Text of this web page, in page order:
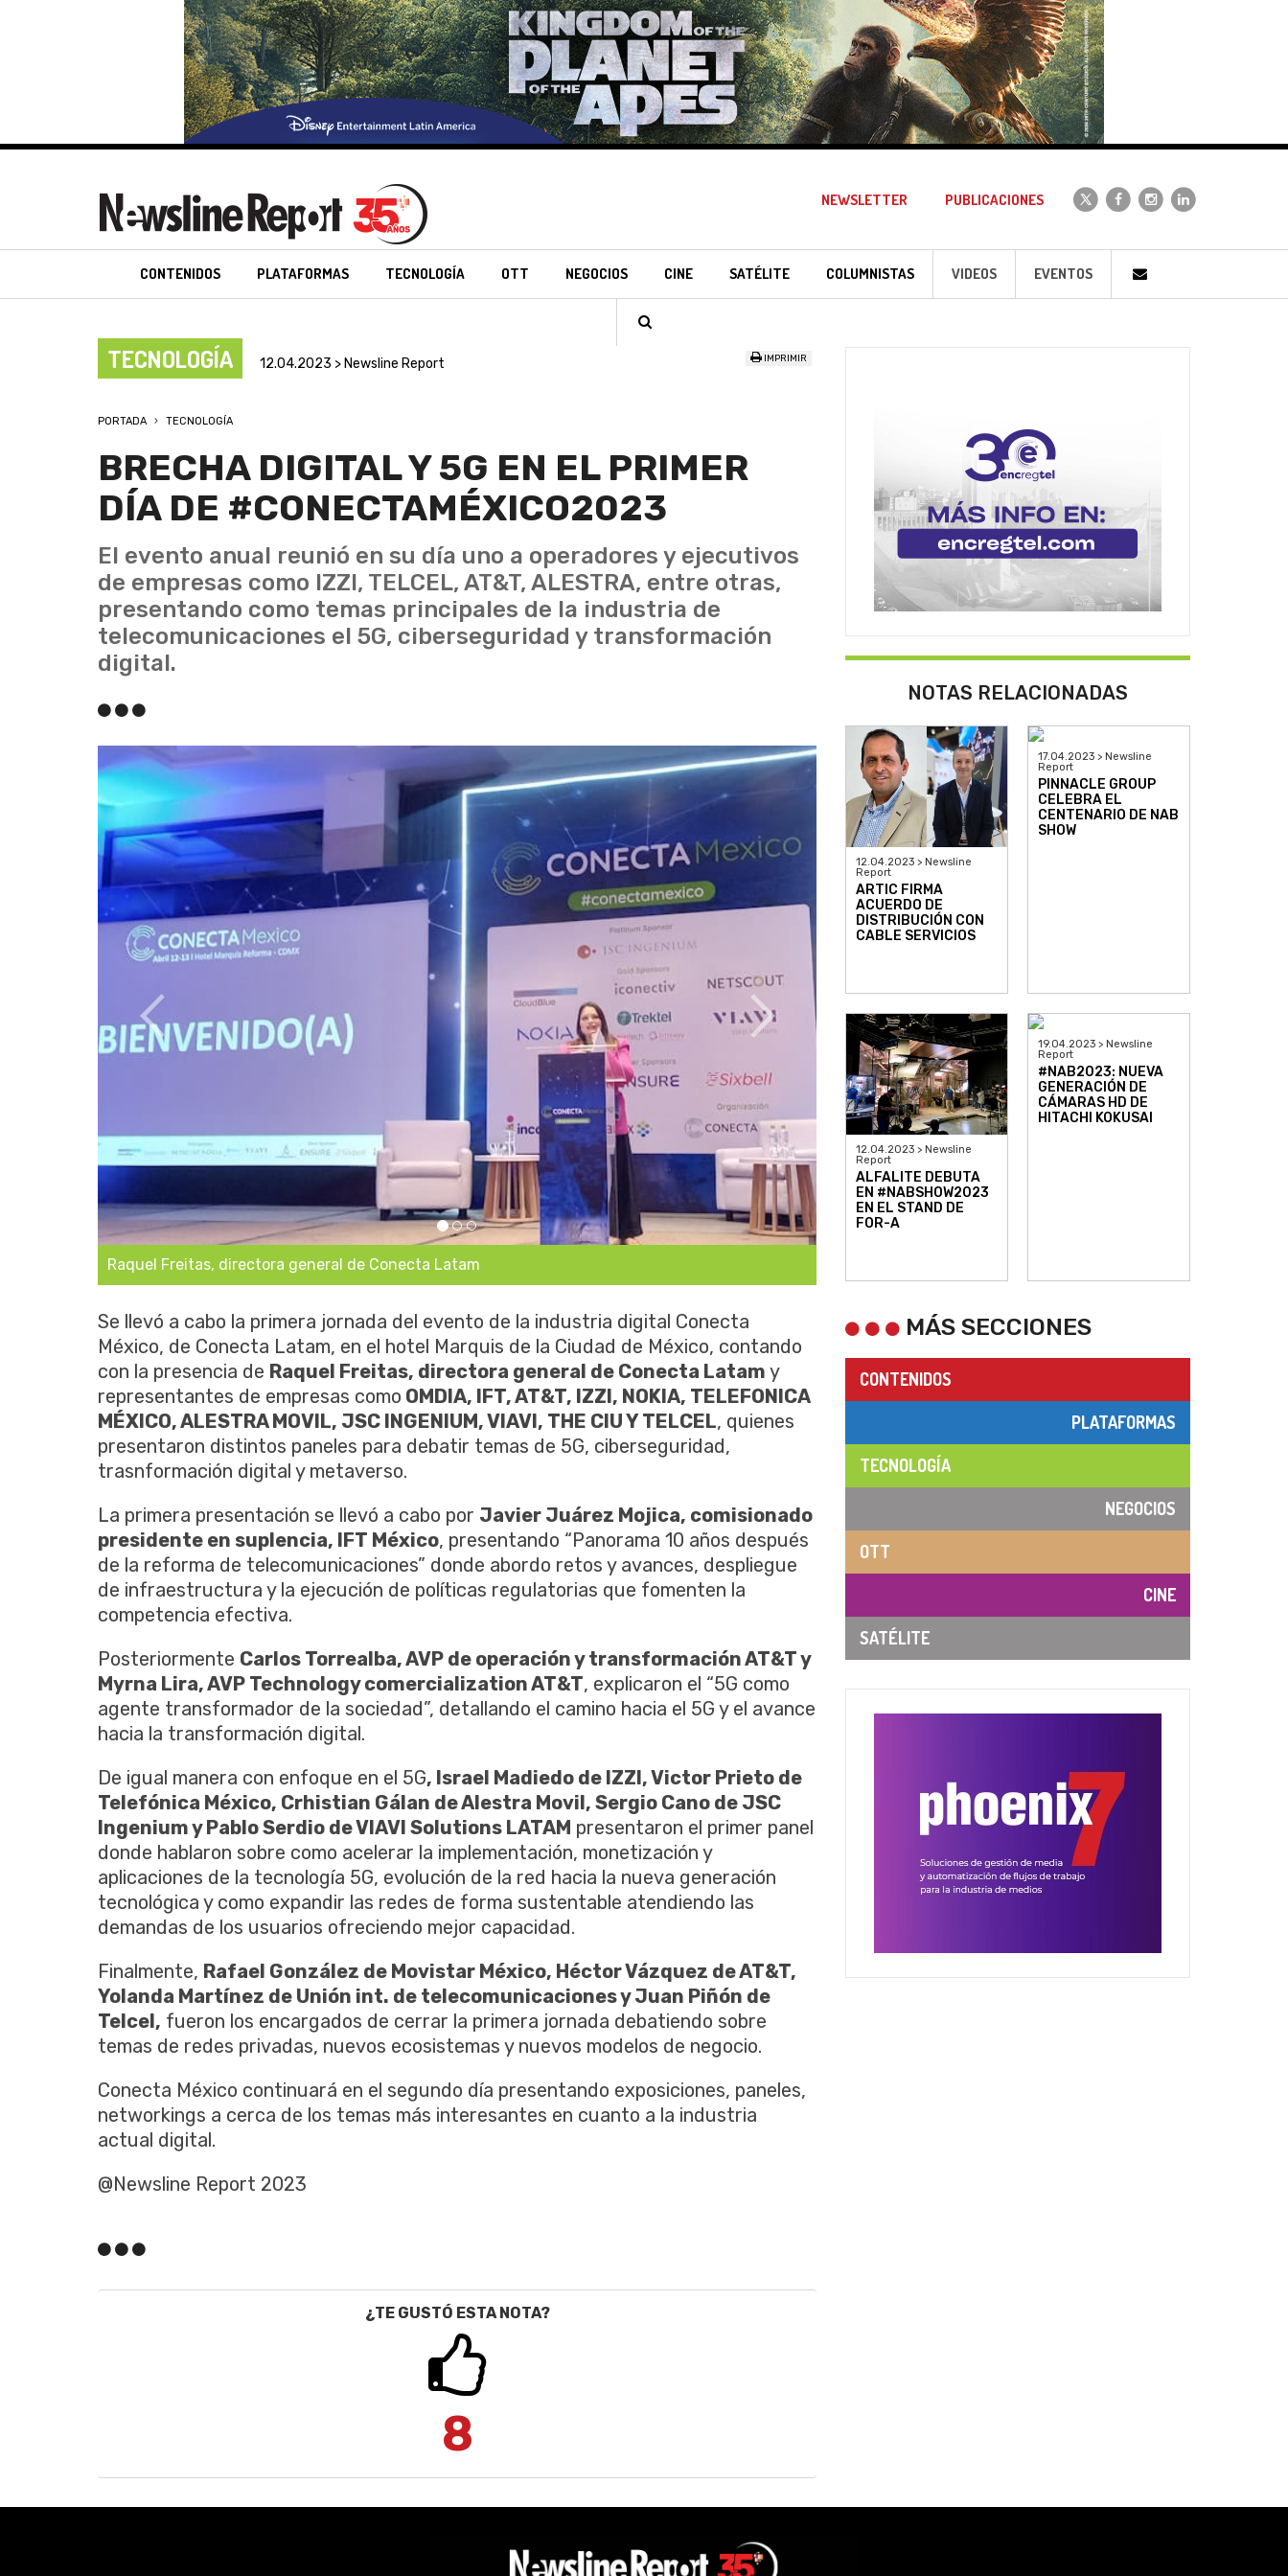
NEWSLETTER PUBLICACIONES
CONTENIDOS PLATAFORMAS TECNOLOGÍA OTT NEGOCIOS CINE SATÉLITE COLUMNISTAS VIDEOS EVENTOS
TECNOLOGÍA 12.04.2023 > Newsline Report IMPRIMIR
PORTADA TECNOLOGÍA
BRECHA DIGITAL Y 5G EN EL PRIMER
DÍA DE #CONECTAMÉXICO2023
El evento anual reunió en su día uno a operadores y ejecutivos
de empresas como IZZI, TELCEL, AT&T, ALESTRA, entre otras,
presentando como temas principales de la industria de
telecomunicaciones el 5G, ciberseguridad y transformación
digital.
Freitas, directora general de Conecta Latam
Se llevó a cabo la primera jornada del evento de la industria digital Conecta
México, de Conecta Latam, en el hotel Marquis de la Ciudad de México, contando
con la presencia de Raquel Freitas, directora general de Conecta Latam y
representantes de empresas como OMDIA, IFT, AT&T, IZZI, NOKIA, TELEFONICA
MÉXICO, ALESTRA MOVIL, JSC INGENIUM, VIAVI, THE CIU Y TELCEL, quienes
presentaron distintos paneles para debatir temas de 5G, ciberseguridad,
trasnformación digital y metaverso.
La primera presentación se llevó a cabo por Javier Juárez Mojica, comisionado
presidente en suplencia, IFT México, presentando “Panorama 10 años después
de la reforma de telecomunicaciones” donde abordo retos y avances, despliegue
de infraestructura y la ejecución de políticas regulatorias que fomenten la
competencia efectiva.
Posteriormente Carlos Torrealba, AVP de operación y transformación AT&T y
Myrna Lira, AVP Technology comercialization AT&T, explicaron el “5G como
agente transformador de la sociedad”, detallando el camino hacia el 5G y el avance
hacia la transformación digital.
De igual manera con enfoque en el 5G, Israel Madiedo de IZZI, Victor Prieto de
Telefónica México, Crhistian Gálan de Alestra Movil, Sergio Cano de JSC
Ingenium y Pablo Serdio de VIAVI Solutions LATAM presentaron el primer panel
donde hablaron sobre como acelerar la implementación, monetización y
aplicaciones de la tecnología 5G, evolución de la red hacia la nueva generación
tecnológica y como expandir las redes de forma sustentable atendiendo las
demandas de los usuarios ofreciendo mejor capacidad.
Finalmente, Rafael González de Movistar México, Héctor Vázquez de AT&T,
Yolanda Martínez de Unión int. de telecomunicaciones y Juan Piñón de
Telcel, fueron los encargados de cerrar la primera jornada debatiendo sobre
temas de redes privadas, nuevos ecosistemas y nuevos modelos de negocio.
Conecta México continuará en el segundo día presentando exposiciones, paneles,
networkings a cerca de los temas más interesantes en cuanto a la industria
actual digital.
@Newsline Report 2023
¿TE GUSTÓ ESTA NOTA?
8
NOTAS RELACIONADAS
12.04.2023 > Newsline
Report
ARTIC FIRMA
ACUERDO DE
DISTRIBUCIÓN CON
CABLE SERVICIOS
17.04.2023 > Newsline
Report
PINNACLE GROUP
CELEBRA EL
CENTENARIO DE NAB
SHOW
12.04.2023 > Newsline
Report
ALFALITE DEBUTA
EN #NABSHOW2023
EN EL STAND DE
FOR-A
19.04.2023 > Newsline
Report
#NAB2023: NUEVA
GENERACIÓN DE
CÁMARAS HD DE
HITACHI KOKUSAI
MÁS SECCIONES
CONTENIDOS
PLATAFORMAS
TECNOLOGÍA
NEGOCIOS
OTT
CINE
SATÉLITE